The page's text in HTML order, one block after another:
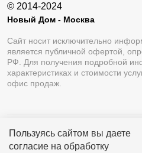
Пользуясь сайтом вы даете
согласие на обработку
© 2014-2024
Новый Дом - Москва
Сайт носит исключительно
является публичной офертой,
РФ. Для получения подробной
характеристиках и стоимости
офис продаж.
Разработка сайтаLukevium